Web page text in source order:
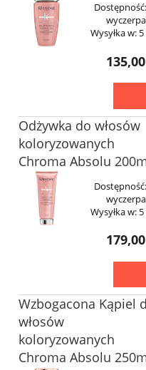
Dostępność:
Wysyłka w:
Odżywka do włosów
koloryzowanych
Chroma Absolu
Dostępność:
Wysyłka w:
Wzbogacona Kąpiel
włosów
koloryzowanych
Chroma Absolu